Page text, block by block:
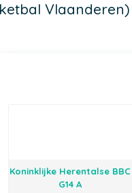
Vlaanderen)
Koninklijke Herentalse BBC
G14 A